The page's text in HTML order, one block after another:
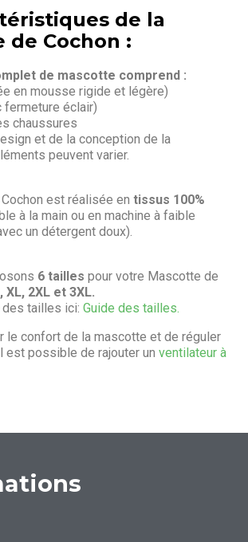
de la
de Cochon :
de mascotte comprend :
en mousse rigide et légère)
fermeture éclair)
chaussures
et de la conception de la
peuvent varier.
est réalisée en tissus 100%
à la main ou en machine à faible
un détergent doux).
6 tailles pour votre Mascotte de
XL, 2XL et 3XL.
tailles ici: Guide des tailles.
le confort de la mascotte et de réguler
est possible de rajouter un ventilateur à